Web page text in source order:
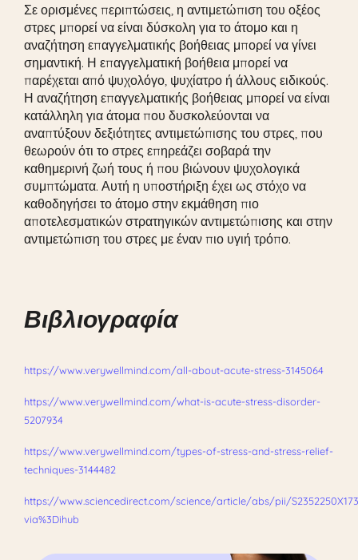
Σε ορισμένες περιπτώσεις, η αντιμετώπιση του οξέος
στρες μπορεί να είναι δύσκολη για το άτομο και η
αναζήτηση επαγγελματικής βοήθειας μπορεί να γίνει
σημαντική. Η επαγγελματική βοήθεια μπορεί να
παρέχεται από ψυχολόγο, ψυχίατρο ή άλλους ειδικούς.
Η αναζήτηση επαγγελματικής βοήθειας μπορεί να είναι
κατάλληλη για άτομα που δυσκολεύονται να
αναπτύξουν δεξιότητες αντιμετώπισης του στρες, που
θεωρούν ότι το στρες επηρεάζει σοβαρά την
καθημερινή ζωή τους ή που βιώνουν ψυχολογικά
συμπτώματα. Αυτή η υποστήριξη έχει ως στόχο να
καθοδηγήσει το άτομο στην εκμάθηση πιο
αποτελεσματικών στρατηγικών αντιμετώπισης και στην
αντιμετώπιση του στρες με έναν πιο υγιή τρόπο.
Βιβλιογραφία
https://www.verywellmind.com/all-about-acute-stress-3145064
https://www.verywellmind.com/what-is-acute-stress-disorder-
5207934
https://www.verywellmind.com/types-of-stress-and-stress-relief-
techniques-3144482
https://www.sciencedirect.com/science/article/abs/pii/
via%3Dihub